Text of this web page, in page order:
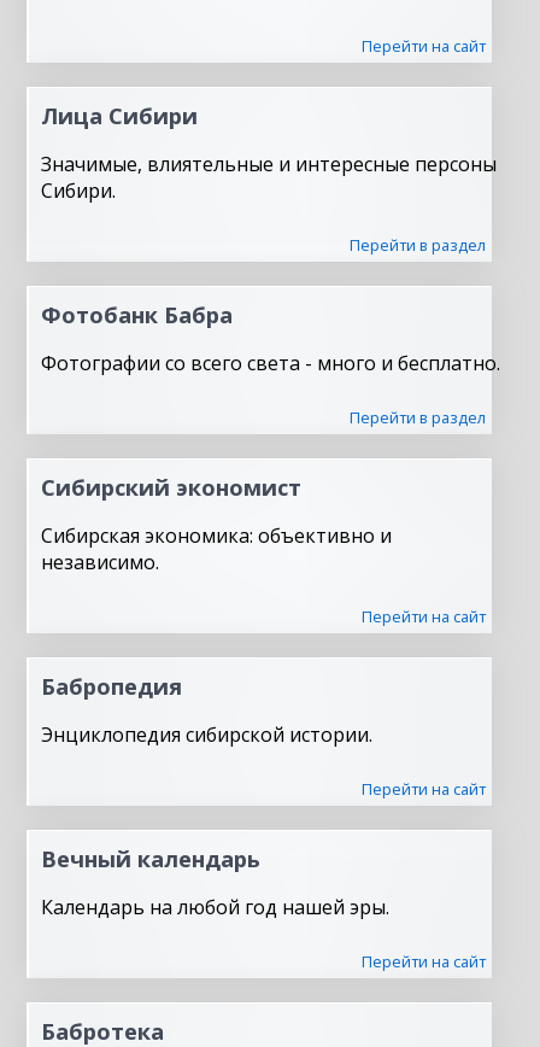
Перейти на сайт
Лица Сибири
Значимые, влиятельные и интересные персоны
Сибири.
Перейти в раздел
Фотобанк Бабра
Фотографии со всего света - много и бесплатно.
Перейти в раздел
Сибирский экономист
Сибирская экономика: объективно и
независимо.
Перейти на сайт
Бабропедия
Энциклопедия сибирской истории.
Перейти на сайт
Вечный календарь
Календарь на любой год нашей эры.
Перейти на сайт
Бабротека